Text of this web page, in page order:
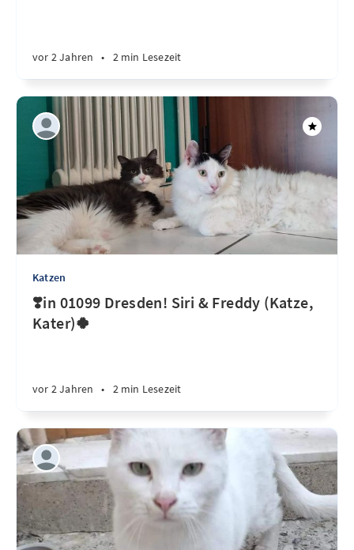
vor 2 Jahren • 2 min Lesezeit
Katzen
❣️in 01099 Dresden! Siri & Freddy (Katze,
Kater)🍀
vor 2 Jahren • 2 min Lesezeit